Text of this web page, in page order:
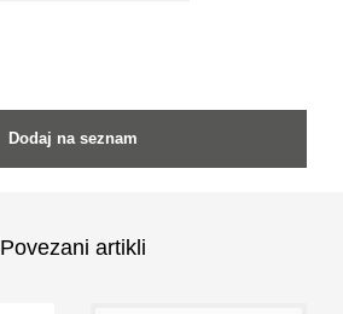
Dodaj na seznam
Povezani artikli